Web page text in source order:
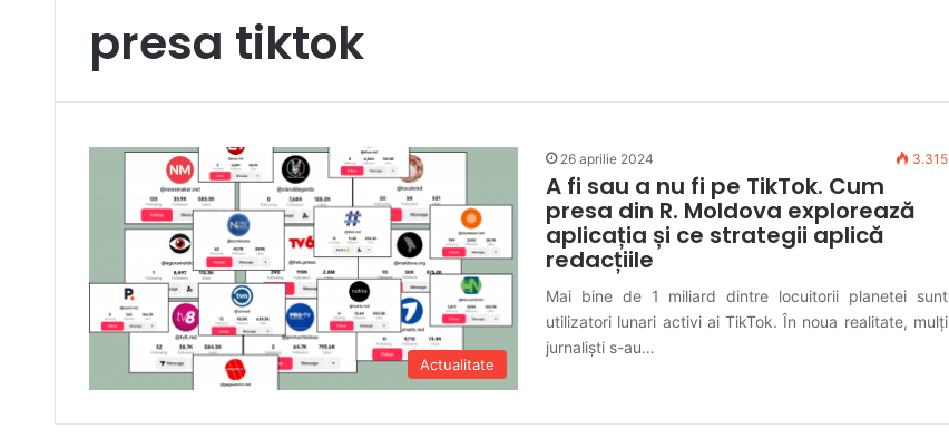
presa tiktok
Actualitate
26 aprilie 2024 3.315
A fi sau a nu fi pe TikTok. Cum
presa din R. Moldova explorează
aplicația și ce strategii aplică
redacțiile
Mai bine de 1 miliard dintre locuitorii planetei sunt
utilizatori lunari activi ai TikTok. În noua realitate, mulți
jurnaliști s-au…